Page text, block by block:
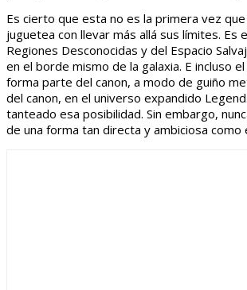
Es cierto que esta no es la primera vez
juguetea con llevar más allá sus límites. Es
Regiones Desconocidas y del Espacio
en el borde mismo de la galaxia. E incluso
forma parte del canon, a modo de guiño
del canon, en el universo expandido
tanteado esa posibilidad. Sin embargo,
de una forma tan directa y ambiciosa como